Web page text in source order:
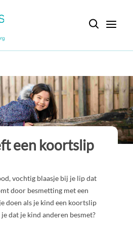
een koortslip
vochtig blaasje bij je lip dat
door besmetting met een
doen als je kind een koortslip
dat je kind anderen besmet?